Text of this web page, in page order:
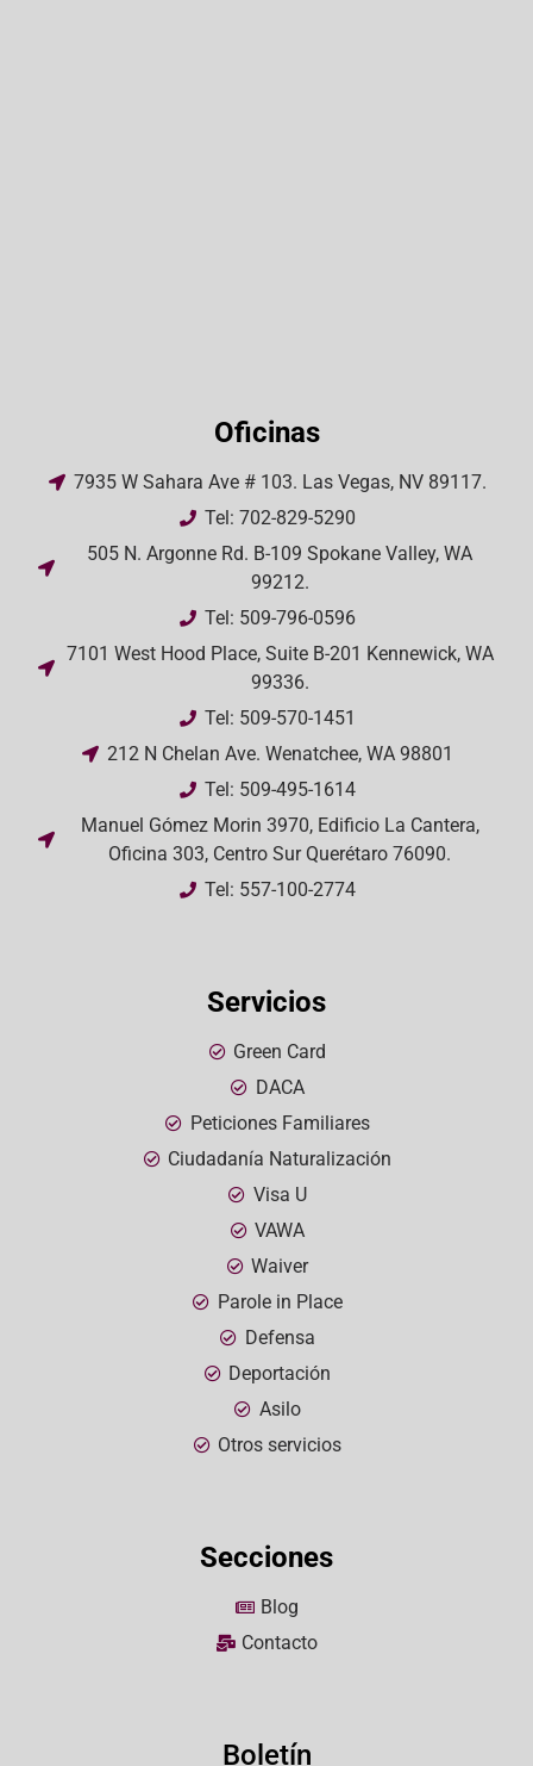
Oficinas
7935 W Sahara Ave # 103. Las Vegas, NV 89117.
Tel: 702-829-5290
505 N. Argonne Rd. B-109 Spokane Valley, WA
99212.
Tel: 509-796-0596
7101 West Hood Place, Suite B-201 Kennewick, WA
99336.
Tel: 509-570-1451
212 N Chelan Ave. Wenatchee, WA 98801
Tel: 509-495-1614
Manuel Gómez Morin 3970, Edificio La Cantera,
Oficina 303, Centro Sur Querétaro 76090.
Tel: 557-100-2774
Servicios
Green Card
DACA
Peticiones Familiares
Ciudadanía Naturalización
Visa U
VAWA
Waiver
Parole in Place
Defensa
Deportación
Asilo
Otros servicios
Secciones
Blog
Contacto
Boletín